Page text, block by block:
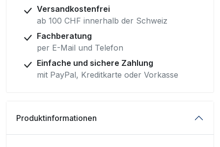
Versandkostenfrei
ab 100 CHF innerhalb der Schweiz
Fachberatung
per E-Mail und Telefon
Einfache und sichere Zahlung
mit PayPal, Kreditkarte oder Vorkasse
Produktinformationen